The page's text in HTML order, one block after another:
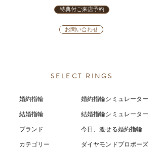
特典付ご来店予約
お問い合わせ
SELECT RINGS
婚約指輪
結婚指輪
ブランド
カテゴリー
婚約指輪シミュレーター
結婚指輪シミ ュレーター
今日、渡せる婚約指輪
ダイヤモンドプロポーズ